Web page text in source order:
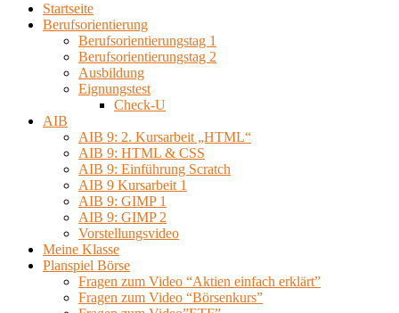
Startseite
Berufsorientierung
Berufsorientierungstag 1
Berufsorientierungstag 2
Ausbildung
Eignungstest
Check-U
AIB
AIB 9: 2. Kursarbeit „HTML“
AIB 9: HTML & CSS
AIB 9: Einführung Scratch
AIB 9 Kursarbeit 1
AIB 9: GIMP 1
AIB 9: GIMP 2
Vorstellungsvideo
Meine Klasse
Planspiel Börse
Fragen zum Video “Aktien einfach erklärt”
Fragen zum Video “Börsenkurs”